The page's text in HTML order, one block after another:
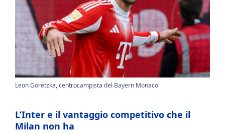
Leon Goretzka, centrocampista del Bayern Monaco
L’Inter e il vantaggio competitivo che il
Milan non ha